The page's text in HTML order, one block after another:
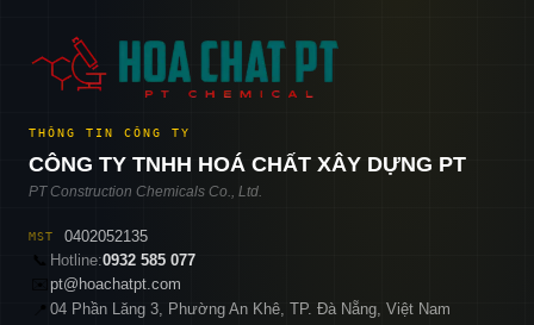
THÔNG TIN CÔNG TY
CÔNG TY TNHH HOÁ CHẤT XÂY DỰNG PT
PT Construction Chemicals Co., Ltd.
MST
0402052135
📞 Hotline:0932 585 077
pt@hoachatpt.com
04 Phần Lăng 3, Phường An Khê, TP. Đà Nẵng, Việt Nam